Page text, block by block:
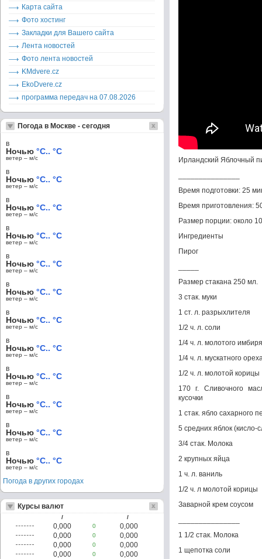
Ирландский Яблочный
Время подготовки: 25
Время приготовления:
Размер порции: около
Ингредиенты
Пирог
Размер стакана 250 мл.
3 стак. муки
1 ст. л. разрыхлителя
1/2 ч. л. соли
1/4 ч. л. молотого
1/4 ч. л. мускатного
1/2 ч. л. молотой корицы
170 г. Сливочного
кусочки
1 стак. ябло сахарного
5 средних яблок (кисло-
3/4 стак. Молока
2 крупных яйца
1 ч. л. ваниль
1/2 ч. л молотой корицы
Заварной крем соусом
1 1/2 стак. Молока
1 щепотка соли
Карта сайта
Фото хостинг
Закладки для Вашего сайта
Лента новостей
Фото лента новостей
KMdvere.cz
EkoDvere.cz
программа передач на 07.08.2026
Погода в Москве - сегодня
в
Ночью °C.. °C
ветер – м/c
в
Ночью °C.. °C
ветер – м/c
в
Ночью °C.. °C
ветер – м/c
в
Ночью °C.. °C
ветер – м/c
в
Ночью °C.. °C
ветер – м/c
в
Ночью °C.. °C
ветер – м/c
в
Ночью °C.. °C
ветер – м/c
в
Ночью °C.. °C
ветер – м/c
в
Ночью °C.. °C
ветер – м/c
в
Ночью °C.. °C
ветер – м/c
в
Ночью °C.. °C
ветер – м/c
в
Ночью °C.. °C
ветер – м/c
Погода в других городах
Курсы валют
/ /
0,000 0
0,000
0,000
0
0,000
0,000
0
0,000
0,000
0
0,000